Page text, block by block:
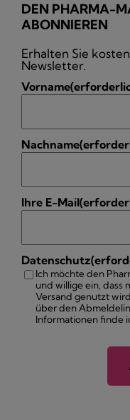
DEN PHARMA-
ABONNIEREN
Erhalten Sie
Newsletter.
Vorname
Nachname
Ihre E-Mail
Datenschutz
Ich möchte den
und willige ein, dass
Versand genutzt
über den
Informationen finde